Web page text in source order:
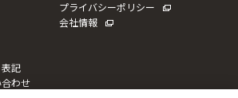
記
わせ
プライバシーポリシー
会社情報